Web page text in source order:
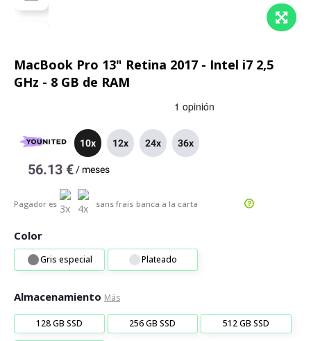
MacBook Pro 13" Retina 2017 - Intel i7 2,5
GHz - 8 GB de RAM
10x 12x 24x 36x
56.13 € / meses
Pagador es sans frais banca a la carta
Color
Gris especial Plateado
Almacenamiento Más
128 GB SSD 256 GB SSD 512 GB SSD